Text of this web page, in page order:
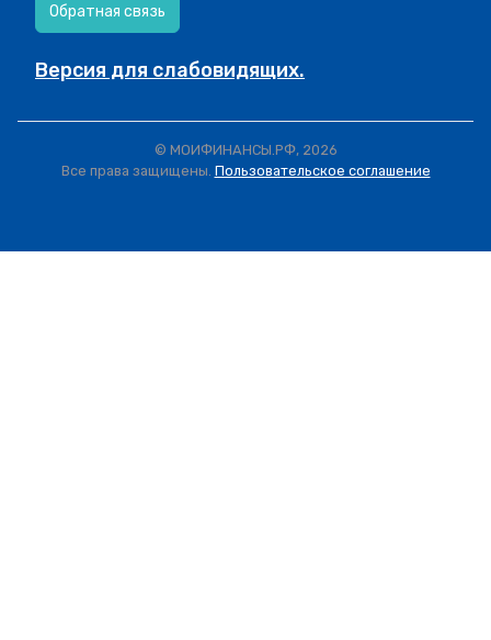
Обратная связь
Версия для слабовидящих.
© МОИФИНАНСЫ.РФ, 2026
Все права защищены. Пользовательское соглашение